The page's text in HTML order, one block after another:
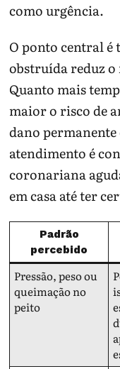
como urgência.
O ponto central
obstruída reduz
Quanto mais
maior o risco de
dano
atendimento é
coronariana
em casa até ter
Padrão
percebido
Pressão, peso ou
queimação no
peito